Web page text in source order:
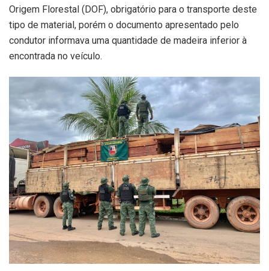
Origem Florestal (DOF), obrigatório para o transporte deste
tipo de material, porém o documento apresentado pelo
condutor informava uma quantidade de madeira inferior à
encontrada no veículo.